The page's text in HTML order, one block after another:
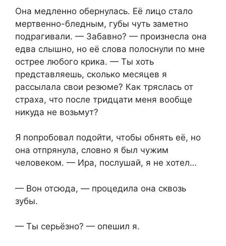
Она медленно обернулась. Её лицо стало
мертвенно-бледным, губы чуть заметно
подрагивали. — Забавно? — произнесла она
едва слышно, но её слова полоснули по мне
острее любого крика. — Ты хоть
представляешь, сколько месяцев я
рассылала свои резюме? Как тряслась от
страха, что после тридцати меня вообще
никуда не возьмут?
Я попробовал подойти, чтобы обнять её, но
она отпрянула, словно я был чужим
человеком. — Ира, послушай, я не хотел…
— Вон отсюда, — процедила она сквозь
зубы.
— Ты серьёзно? — опешил я.